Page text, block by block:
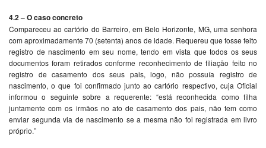
4.2 – O caso concreto
Compareceu ao cartório do Barreiro, em Belo Horizonte, MG, uma senhora
com aproximadamente 70 (setenta) anos de idade. Requereu que fosse feito
registro de nascimento em seu nome, tendo em vista que todos os seus
documentos foram retirados conforme reconhecimento de filiação feito no
registro de casamento dos seus pais, logo, não possuía registro de
nascimento, o que foi confirmado junto ao cartório respectivo, cuja Oficial
informou o seguinte sobre a requerente: “está reconhecida como filha
juntamente com os irmãos no ato de casamento dos pais, não tem como
enviar segunda via de nascimento se a mesma não foi registrada em livro
próprio.”